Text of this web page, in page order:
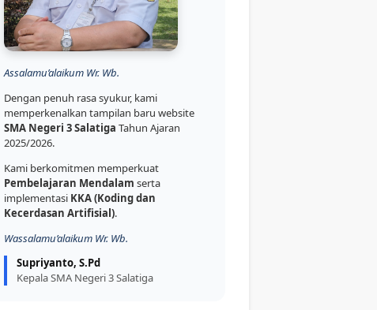
Assalamu’alaikum Wr. Wb.
Dengan penuh rasa syukur, kami
memperkenalkan tampilan baru website
SMA Negeri 3 Salatiga Tahun Ajaran
2025/2026.
Kami berkomitmen memperkuat
Pembelajaran Mendalam serta
implementasi KKA (Koding dan
Kecerdasan Artifisial).
Wassalamu’alaikum Wr. Wb.
Supriyanto, S.Pd
Kepala SMA Negeri 3 Salatiga